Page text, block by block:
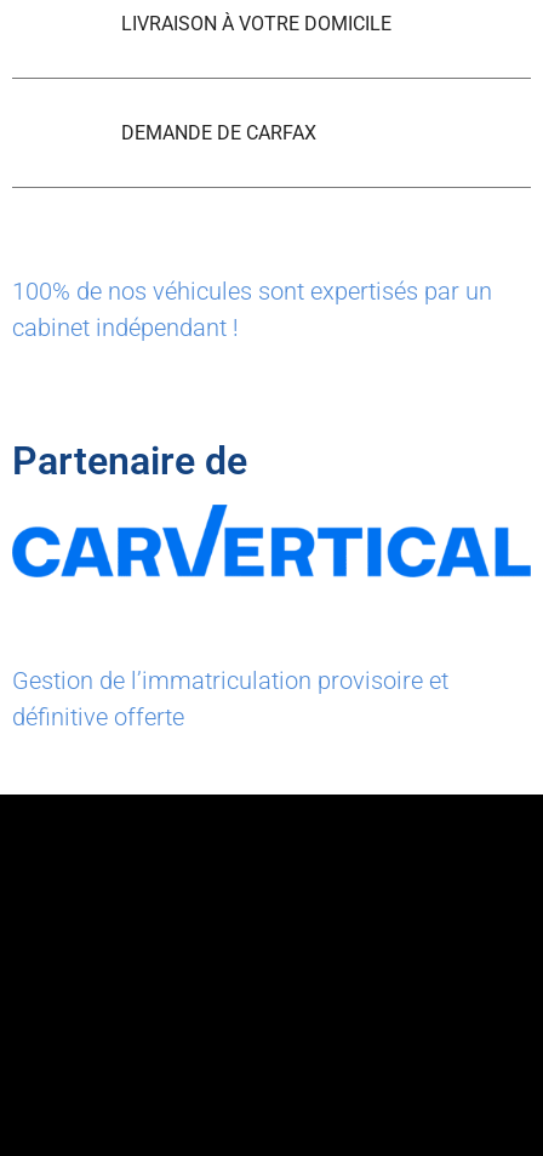
LIVRAISON À VOTRE DOMICILE
DEMANDE DE CARFAX
100% de nos véhicules sont expertisés par un
cabinet indépendant !
Partenaire de
Gestion de l’immatriculation provisoire et
définitive offerte